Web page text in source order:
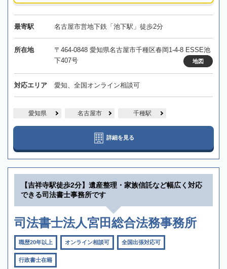
最寄駅 名古屋市営地下鉄「池下駅」徒歩2分
所在地
〒464-0848 愛知県名古屋市千種区春岡1-4-8 ESSE池
下407号
地図
対応エリア 愛知、全国オンライン相談可
愛知県 名古屋市 千種駅
詳細を見る
【吉祥寺駅徒歩2分】遺産整理・家族信託など幅広く対応
できる司法書士事務所です
司法書士法人宮田総合法務事務所
職歴20年以上 オンライン相談可 全国出張対応可
行政書士在籍